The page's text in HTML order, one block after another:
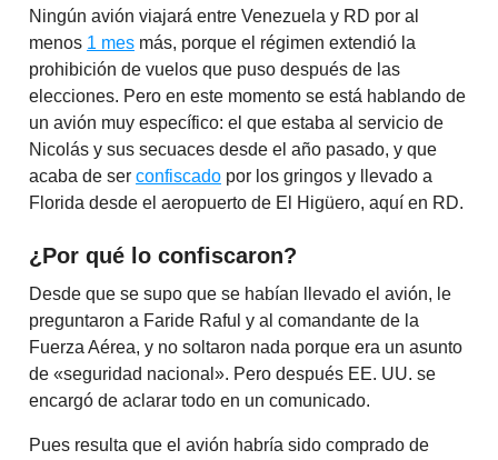
Ningún avión viajará entre Venezuela y RD por al
menos 1 mes más, porque el régimen extendió la
prohibición de vuelos que puso después de las
elecciones. Pero en este momento se está hablando de
un avión muy específico: el que estaba al servicio de
Nicolás y sus secuaces desde el año pasado, y que
acaba de ser confiscado por los gringos y llevado a
Florida desde el aeropuerto de El Higüero, aquí en RD.
¿Por qué lo confiscaron?
Desde que se supo que se habían llevado el avión, le
preguntaron a Faride Raful y al comandante de la
Fuerza Aérea, y no soltaron nada porque era un asunto
de «seguridad nacional». Pero después EE. UU. se
encargó de aclarar todo en un comunicado.
Pues resulta que el avión habría sido comprado de